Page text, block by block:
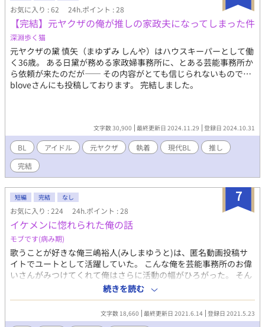
お気に入り : 62 24h.ポイント : 28
【完結】元ヤクザの俺が推しの家政夫になってしまった件
深淵歩く猫
元ヤクザの黛 慎矢（まゆずみ しんや）はハウスキーパーとして働
く36歳。 ある日黛が務める家政婦事務所に、とある芸能事務所か
ら依頼が来たのだが―― その内容がとても信じられないもので…
bloveさんにも投稿しております。 完結しました。
文字数 30,900 最終更新日 2024.11.29 登録日 2024.10.31
BL アイドル 元ヤクザ 執着 現代BL
推し
完結
7
短編 完結 なし
お気に入り : 224 24h.ポイント : 28
イケメンに惚れられた俺の話
モブです(病み期)
歌うことが好きな俺三嶋裕人(みしまゆうと)は、匿名動画投稿サ
イトでユートとして活躍していた。 こんな俺を芸能事務所のお偉
いさんがみつけてくれて俺はさらに活動の幅がひろがった。 そん
なある日、最近人気の歌い手である大斗(だいと)とユニットを組
んでみないかと社長に言われる。 どんなやつかと思い、会ってみ
続きを読む
文字数 18,660 最終更新日 2021.6.14 登録日 2021.5.23